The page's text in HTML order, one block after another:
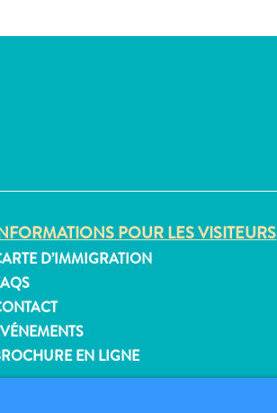
POUR LES VISITEURS
D’IMMIGRATION
EN LIGNE